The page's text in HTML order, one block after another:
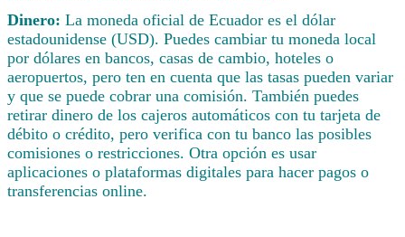
Dinero: La moneda oficial de Ecuador es el dólar
estadounidense (USD). Puedes cambiar tu moneda local
por dólares en bancos, casas de cambio, hoteles o
aeropuertos, pero ten en cuenta que las tasas pueden variar
y que se puede cobrar una comisión. También puedes
retirar dinero de los cajeros automáticos con tu tarjeta de
débito o crédito, pero verifica con tu banco las posibles
comisiones o restricciones. Otra opción es usar
aplicaciones o plataformas digitales para hacer pagos o
transferencias online.